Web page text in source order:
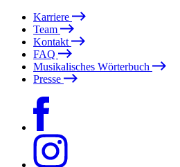
Karriere
Team
Kontakt
FAQ
Musikalisches Wörterbuch
Presse